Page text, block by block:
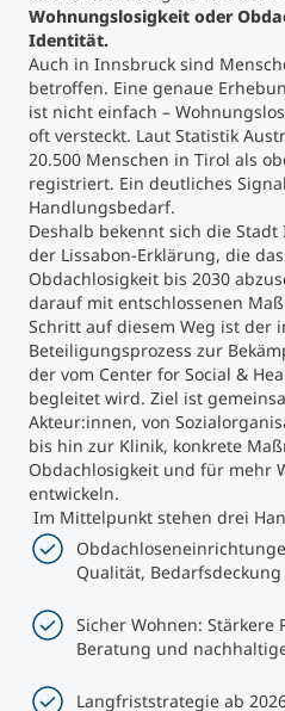
Wohnungslosigkeit oder
Identität.
Auch in Innsbruck sind
betroffen. Eine genaue
ist nicht einfach –
oft versteckt. Laut Statistik
20.500 Menschen in Tirol als
registriert. Ein deutliches
Handlungsbedarf.
Deshalb bekennt sich die
der Lissabon-Erklärung, die
Obdachlosigkeit bis 2030
darauf mit entschlossenen
Schritt auf diesem Weg ist der
Beteiligungsprozess zur
der vom Center for Social &
begleitet wird. Ziel ist
Akteur:innen, von
bis hin zur Klinik, konkrete
Obdachlosigkeit und für mehr
entwickeln.
Im Mittelpunkt stehen drei
Qualität,
Sicher Wohnen: Stärkere
Beratung und
Langfriststrategie ab